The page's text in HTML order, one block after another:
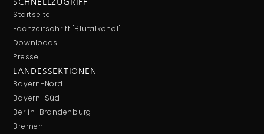
SCHNELLZUGRIFF
Startseite
Fachzeitschrift "Blutalkohol"
Downloads
Presse
LANDESSEKTIONEN
Bayern-Nord
Bayern-Süd
Berlin-Brandenburg
Bremen